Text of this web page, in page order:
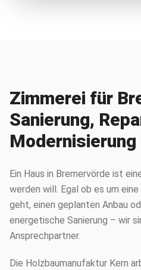
Zimmerei für
Sanierung,
Modernisierung
Ein Haus in Bremervörde ist
werden will. Egal ob es um
geht, einen geplanten Anbau
energetische Sanierung – wir
Ansprechpartner.
Die Holzbaumanufaktur Kern